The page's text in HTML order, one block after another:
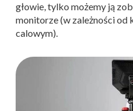
głowie, tylko możemy ją
monitorze (w zależności od
calowym).